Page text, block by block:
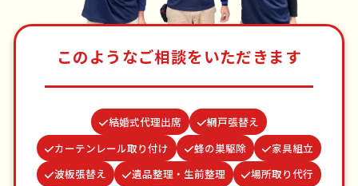
このようなご相談をいただきます
結婚式代理出席
網戸張替え
カーテンレール取り付け
蜂の巣駆除
家具組立
波板張替え
遺品整理・生前整理
場所取り代行